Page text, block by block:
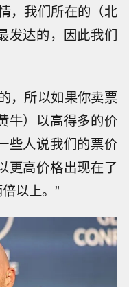
，我们所在的（北
发达的，因此我们
，所以如果你卖票
牛）以高得多的价
些人说我们的票价
更高价格出现在了
以上。”